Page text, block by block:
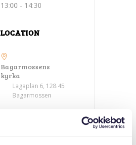
13:00 - 14:30
LOCATION
Bagarmossens
kyrka
Lagaplan 6, 128 45
Bagarmossen